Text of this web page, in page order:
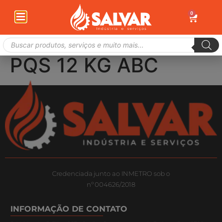
PQS 12 KG ABC
Credenciada junto ao INMETRO sob o
nº 004626/2018
INFORMAÇÃO DE CONTATO
0